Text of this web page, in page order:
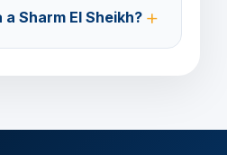
Sharm El Sheikh?